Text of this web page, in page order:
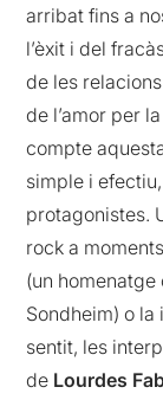
arribat fins a
l’èxit i del
de les
de l’amor per
compte
simple i
protagonistes.
rock a
(un
Sondheim) o
sentit, les
de Lourdes